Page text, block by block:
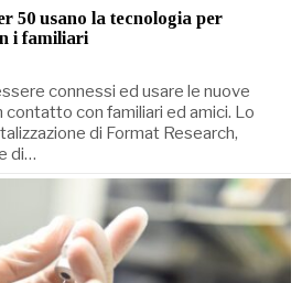
50 usano la tecnologia per
i familiari
connessi ed usare le nuove
con familiari ed amici. Lo
di Format Research,
di…